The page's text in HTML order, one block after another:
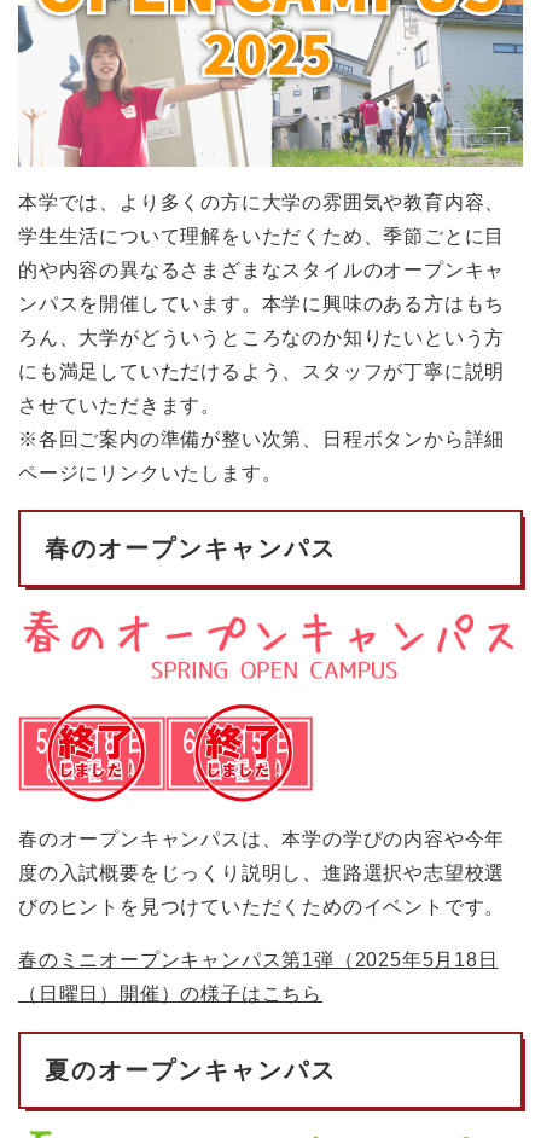
本学では、より多くの方に大学の雰囲気や教育内容、
学生生活について理解をいただくため、季節ごとに目
的や内容の異なるさまざまなスタイルのオープンキャ
ンパスを開催しています。本学に興味のある方はもち
ろん、大学がどういうところなのか知りたいという方
にも満足していただけるよう、スタッフが丁寧に説明
させていただきます。
※各回ご案内の準備が整い次第、日程ボタンから詳細
ページにリンクいたします。
春のオープンキャンパス
春のオープンキャンパスは、本学の学びの内容や今年
度の入試概要をじっくり説明し、進路選択や志望校選
びのヒントを見つけていただくためのイベントです。
春のミニオープンキャンパス第1弾（2025年5月18日
（日曜日）開催）の様子はこちら
夏のオープンキャンパス